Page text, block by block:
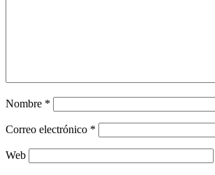
Nombre *
Correo electrónico *
Web